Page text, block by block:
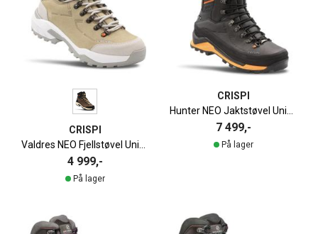
CRISPI
4 999,-
På lager
CRISPI
Hunter NEO Jaktstøvel Unisex
7 499,-
På lager